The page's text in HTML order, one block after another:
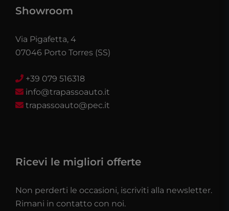
Showroom
Via Pigafetta, 4
07046 Porto Torres (SS)
+39 079 516318
info@trapassoauto.it
trapassoauto@pec.it
Ricevi le migliori offerte
Non perderti le occasioni, iscriviti alla newsletter.
Rimani in contatto con noi.